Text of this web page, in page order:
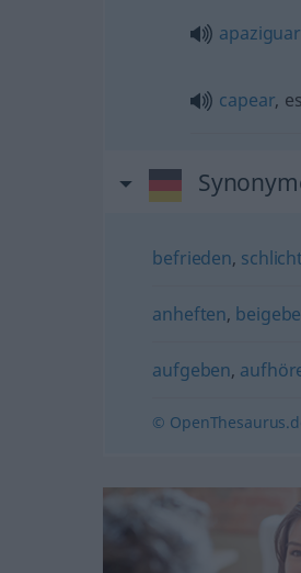
apaziguar
capear,
befrieden,
anheften,
aufgeben,
©